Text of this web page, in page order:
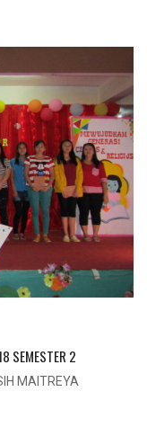
SEMESTER 2
MAITREYA